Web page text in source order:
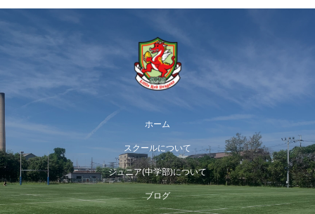
ホーム
スクールについて
ジュニア(中学部)について
ブログ